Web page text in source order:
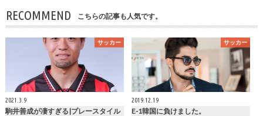
RECOMMEND こちらの記事も人気です。
サッカー
2021.3.9
駒井善成が凄すぎる|プレースタイル
サッカー
2019.12.19
E-1韓国に負けました。